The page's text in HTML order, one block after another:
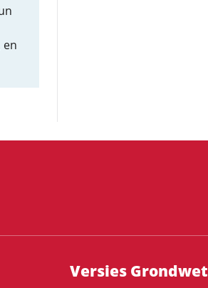
en
Versies Grondwet